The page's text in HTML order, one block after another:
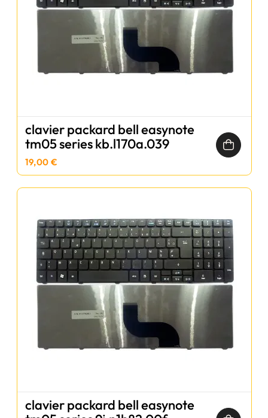
clavier packard bell easynote
tm05 series kb.l170a.039
19,00 €
clavier packard bell easynote